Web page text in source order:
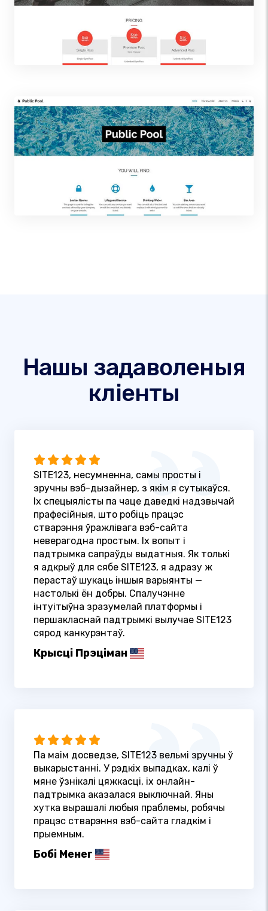
Нашы задаволеныя
кліенты
SITE123, несумненна, самы просты і
зручны вэб-дызайнер, з якім я сутыкаўся.
Іх спецыялісты па чаце даведкі надзвычай
прафесійныя, што робіць працэс
стварэння ўражлівага вэб-сайта
неверагодна простым. Іх вопыт і
падтрымка сапраўды выдатныя. Як толькі
я адкрыў для сябе SITE123, я адразу ж
перастаў шукаць іншыя варыянты —
настолькі ён добры. Спалучэнне
інтуітыўна зразумелай платформы і
першакласнай падтрымкі вылучае SITE123
сярод канкурэнтаў.
Крысці Прэціман
Па маім досведзе, SITE123 вельмі зручны ў
выкарыстанні. У рэдкіх выпадках, калі ў
мяне ўзнікалі цяжкасці, іх онлайн-
падтрымка аказалася выключнай. Яны
хутка вырашалі любыя праблемы, робячы
працэс стварэння вэб-сайта гладкім і
прыемным.
Бобі Менег